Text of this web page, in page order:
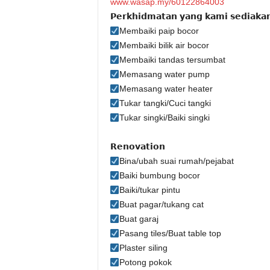
www.wasap.my/60122864003
𝗣𝗲𝗿𝗸𝗵𝗶𝗱𝗺𝗮𝘁𝗮𝗻 𝘆𝗮𝗻𝗴 𝗸𝗮𝗺𝗶
Membaiki paip bocor
Membaiki bilik air bocor
Membaiki tandas tersumbat
Memasang water pump
Memasang water heater
Tukar tangki/Cuci tangki
Tukar singki/Baiki singki
𝗥𝗲𝗻𝗼𝘃𝗮𝘁𝗶𝗼𝗻
Bina/ubah suai rumah/pejabat
Baiki bumbung bocor
Baiki/tukar pintu
Buat pagar/tukang cat
Buat garaj
Pasang tiles/Buat table top
Plaster siling
Potong pokok